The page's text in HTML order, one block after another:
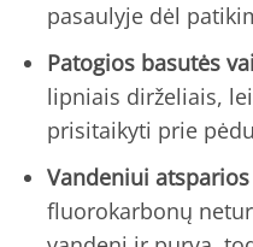
pasaulyje dėl
Patogios basutės
lipniais dirželiais,
prisitaikyti prie
Vandeniui
fluorokarbonų